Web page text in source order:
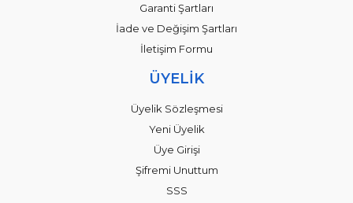
Garanti Şartları
İade ve Değişim Şartları
İletişim Formu
ÜYELİK
Üyelik Sözleşmesi
Yeni Üyelik
Üye Girişi
Şifremi Unuttum
SSS